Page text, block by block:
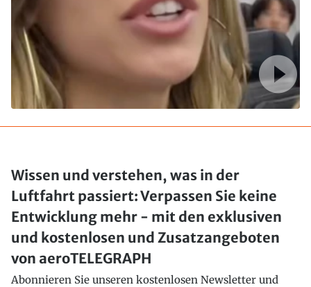
Wissen und verstehen, was in der
Luftfahrt passiert: Verpassen Sie keine
Entwicklung mehr - mit den exklusiven
und kostenlosen und Zusatzangeboten
von aeroTELEGRAPH
Abonnieren Sie unseren kostenlosen Newsletter und